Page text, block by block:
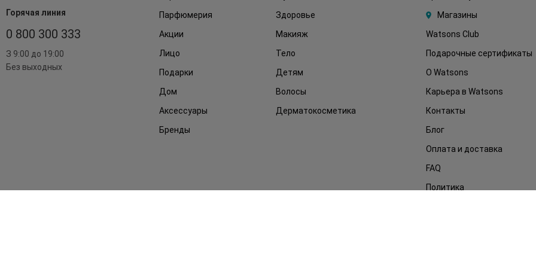
Горячая линия
0 800 300 333
З 9:00 до 19:00
Без выходных
Парфюмерия
Здоровье
Акции
Макияж
Лицо
Тело
Подарки
Детям
Дом
Волосы
Аксессуары
Дерматокосметика
Бренды
Магазины
Watsons Club
Подарочные сертификаты
О Watsons
Карьера в Watsons
Контакты
Блог
Оплата и доставка
FAQ
Политика